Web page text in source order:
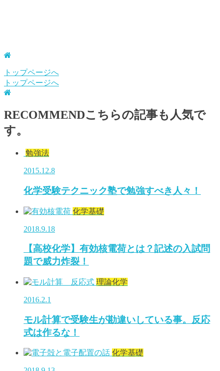
トップページへ
トップページへ
RECOMMENDこちらの記事も人気で
す。
勉強法
2015.12.8
化学受験テクニック塾で勉強すべき人々！
化学基礎
2018.9.18
【高校化学】有効核電荷とは？記述の入試問
題で威力炸裂！
理論化学
2016.2.1
モル計算で受験生が勘違いしている事。反応
式は作るな！
化学基礎